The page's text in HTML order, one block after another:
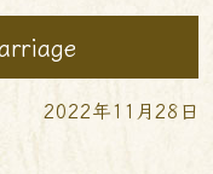
2022年11月28日